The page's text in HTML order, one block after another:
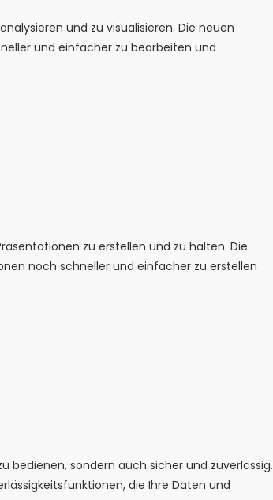
und zu visualisieren. Die neuen
und einfacher zu bearbeiten und
zu erstellen und zu halten. Die
noch schneller und einfacher zu erstellen
bedienen, sondern auch sicher und zuverlässig.
die Ihre Daten und